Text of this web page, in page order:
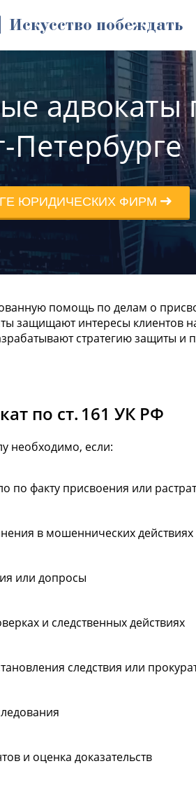
побеждать
адвокаты
Петербурге
ЮРИДИЧЕСКИХ ФИРМ
помощь по делам о
защищают интересы клиентов
стратегию защиты
по ст. 161 УК РФ
необходимо, если:
по факту присвоения или
в мошеннических действиях
или допросы
и следственных действиях
следствия или
и оценка доказательств